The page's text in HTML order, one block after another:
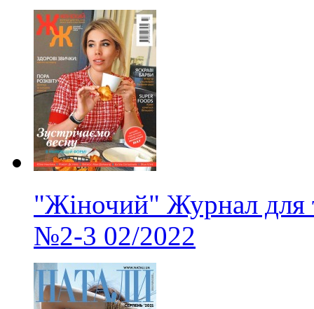
"Жіночий" Журнал для
№2-3 02/2022